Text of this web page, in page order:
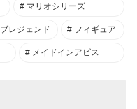
マリオシリーズ
レジェンド フィギュア
メイドインアビス